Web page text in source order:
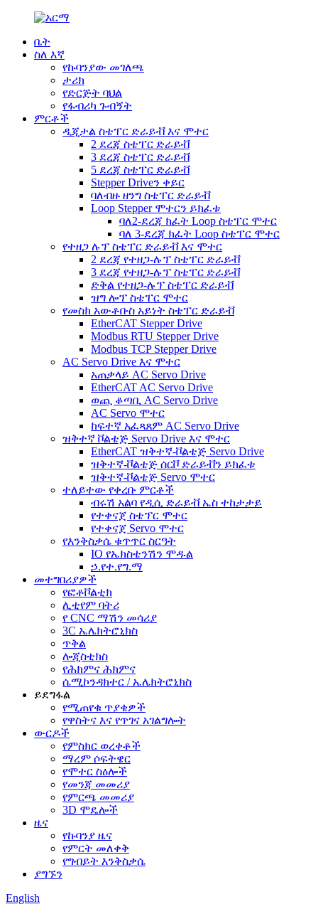
ቤት
ስለ እኛ
የኩባንያው መገለጫ
ታሪክ
የድርጅት ባህል
የፋብሪካ ጉብኝት
ምርቶች
ዲጂታል ስቴፐር ድራይቭ እና ሞተር
2 ደረጃ ስቴፐር ድራይቭ
3 ደረጃ ስቴፐር ድራይቭ
5 ደረጃ ስቴፐር ድራይቭ
Stepper Driveን ቀይር
ባለብዙ ዘንግ ስቴፐር ድራይቭ
Loop Stepper ሞተርን ይክፈቱ
ባለ2-ደረጃ ክፈት Loop ስቴፐር ሞተር
ባለ 3-ደረጃ ክፈት Loop ስቴፐር ሞተር
የተዘጋ ሉፕ ስቴፐር ድራይቭ እና ሞተር
2 ደረጃ የተዘጋ-ሉፕ ስቴፐር ድራይቭ
3 ደረጃ የተዘጋ-ሉፕ ስቴፐር ድራይቭ
ድቅል የተዘጋ-ሉፕ ስቴፐር ድራይቭ
ዝግ ሎፕ ስቴፐር ሞተር
የመስክ አውቶቡስ አይነት ስቴፐር ድራይቭ
EtherCAT Stepper Drive
Modbus RTU Stepper Drive
Modbus TCP Stepper Drive
AC Servo Drive እና ሞተር
አጠቃላይ AC Servo Drive
EtherCAT AC Servo Drive
ወጪ ቆጣቢ AC Servo Drive
AC Servo ሞተር
ከፍተኛ አፈጻጸም AC Servo Drive
ዝቅተኛ ቮልቴጅ Servo Drive እና ሞተር
EtherCAT ዝቅተኛ-ቮልቴጅ Servo Drive
ዝቅተኛ-ቮልቴጅ ሰርቮ ድራይቭን ይክፈቱ
ዝቅተኛ-ቮልቴጅ Servo ሞተር
ተለይተው የቀረቡ ምርቶች
ብሩሽ አልባ የዲሲ ድራይቭ ኤስ ተከታታይ
የተቀናጀ ስቴፕር ሞተር
የተቀናጀ Servo ሞተር
የእንቅስቃሴ ቁጥጥር ስርዓት
IO የኤክስቴንሽን ሞዱል
ኃ.የተ.የግ.ማ
መተግበሪያዎች
የፎቶቮልቲክ
ሊቲየም ባትሪ
የ CNC ማሽን መሳሪያ
3C ኤሌክትሮኒክስ
ጥቅል
ሎጂስቲክስ
የሕክምና ሕክምና
ሴሚኮንዳክተር / ኤሌክትሮኒክስ
ይደግፋል
የሚጠየቁ ጥያቄዎች
የዋስትና እና የጥገና አገልግሎት
ውርዶች
የምስክር ወረቀቶች
ማረም ሶፍትዌር
የሞተር ስዕሎች
የመንጃ መመሪያ
የምርጫ መመሪያ
3D ሞዴሎች
ዜና
የኩባንያ ዜና
የምርት መለቀቅ
የግብይት እንቅስቃሴ
ያግኙን
English